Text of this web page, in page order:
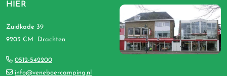
HIER
Zuidkade 39
9203 CM Drachten
0512-542200
info@veneboercamping.nl